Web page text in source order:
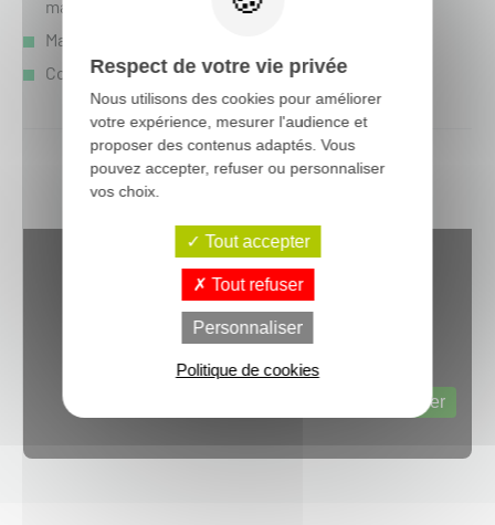
maintiennent le corps au frais et au sec.
Manches de style raglan.
Coupe décontractée.
Autoriser
Respect de votre vie privée
Nous utilisons des cookies pour améliorer
votre expérience, mesurer l'audience et
proposer des contenus adaptés. Vous
pouvez accepter, refuser ou personnaliser
vos choix.
Tout accepter
Tout refuser
Personnaliser
Politique de cookies